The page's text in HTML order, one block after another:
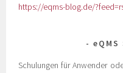
https://eqms-blog.de/
Schulungen für Anwender